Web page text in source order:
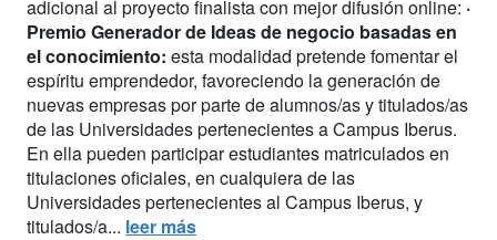
adicional al proyecto finalista con mejor difusión online: ·
Premio Generador de Ideas de negocio basadas en
el conocimiento: esta modalidad pretende fomentar el
espíritu emprendedor, favoreciendo la generación de
nuevas empresas por parte de alumnos/as y titulados/as
de las Universidades pertenecientes a Campus Iberus.
En ella pueden participar estudiantes matriculados en
titulaciones oficiales, en cualquiera de las
Universidades pertenecientes al Campus Iberus, y
titulados/a... leer más